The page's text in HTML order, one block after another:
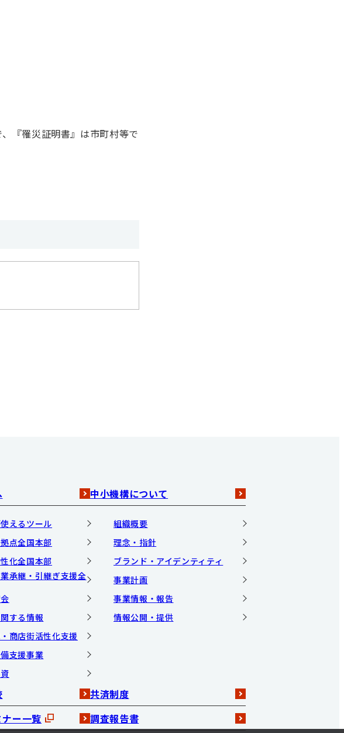
『罹災証明書』は市町村等で
えるツール
点全国本部
化全国本部
承継・引継ぎ支援全
する情報
商店街活性化支援
支援事業
中小機構について
組織概要
理念・指針
ブランド・アイデンティティ
事業計画
事業情報・報告
情報公開・提供
共済制度
ー一覧 調査報告書